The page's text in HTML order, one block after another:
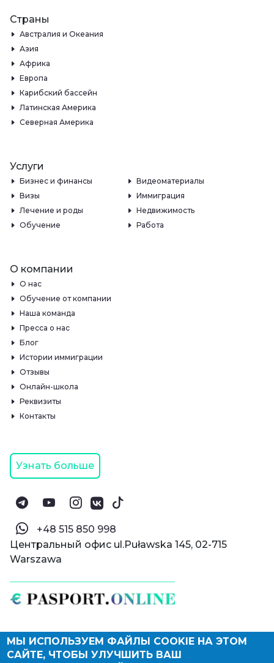
© Паспорт Онлайн 2019—2026
Политика конфиденциальности
Страны
Австралия и Океания
Азия
Африка
Европа
Карибский бассейн
Латинская Америка
Северная Америка
Услуги
Бизнес и финансы
Видеоматериалы
Визы
Иммиграция
Лечение и роды
Недвижимость
Обучение
Работа
О компании
О нас
Обучение от компании
Наша команда
Пресса о нас
Блог
Истории иммиграции
Отзывы
Онлайн-школа
Реквизиты
Контакты
Узнать больше
‪+48 515 850 998‬
Центральный офис ul.Puławska 145, 02-715
Warszawa
МЫ ИСПОЛЬЗУЕМ ФАЙЛЫ COOKIE НА ЭТОМ
САЙТЕ, ЧТОБЫ УЛУЧШИТЬ ВАШ